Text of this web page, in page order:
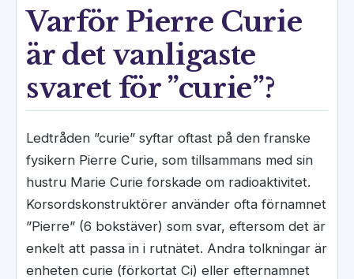
Varför Pierre Curie
är det vanligaste
svaret för ”curie”?
Ledtråden ”curie” syftar oftast på den franske
fysikern Pierre Curie, som tillsammans med sin
hustru Marie Curie forskade om radioaktivitet.
Korsordskonstruktörer använder ofta förnamnet
”Pierre” (6 bokstäver) som svar, eftersom det är
enkelt att passa in i rutnätet. Andra tolkningar är
enheten curie (förkortat Ci) eller efternamnet